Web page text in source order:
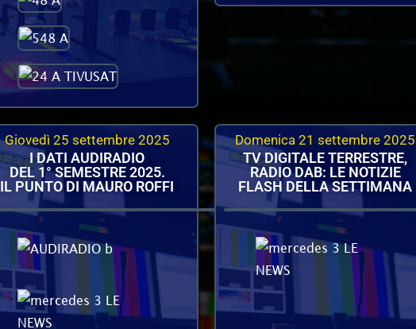
Giovedì 25 settembre 2025
I DATI AUDIRADIO
DEL 1° SEMESTRE 2025.
IL PUNTO DI MAURO ROFFI
Domenica 21 settembre 2025
TV DIGITALE TERRESTRE,
RADIO DAB: LE NOTIZIE
FLASH DELLA SETTIMANA